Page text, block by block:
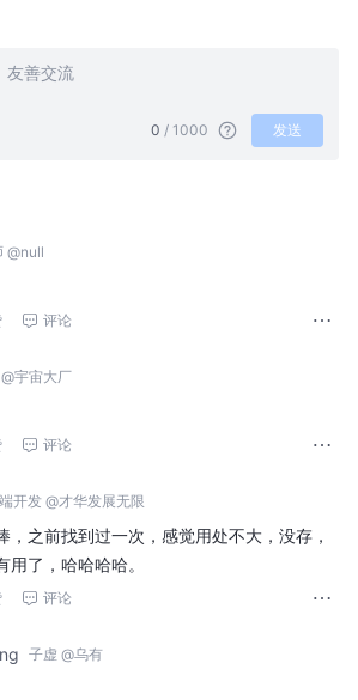
0 / 1000 发送
@null
评论
宇宙大厂
评论
开发 @才华发展无限
，之前找到过一次，感觉用处不大，没存，
用了，哈哈哈哈。
评论
子虚 @乌有